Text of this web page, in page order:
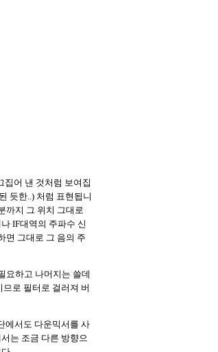
집어 낸 것처럼 보여집
듯한..) 처럼 표현됩니
까지 그 위치 그대로
IF대역의 주파수 신
면 그대로 그 음의 주
요하고 나머지는 쓸데
로 필터로 걸러져 버
에서도 다운믹서를 사
는 조금 다른 방향으